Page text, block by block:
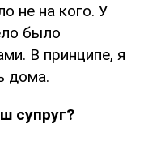
не на кого. У
было
В принципе, я
дома.
супруг?